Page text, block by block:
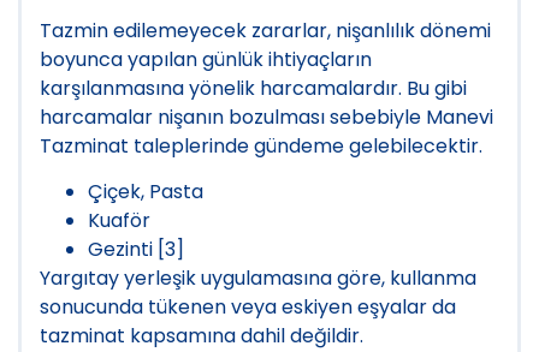
Tazmin edilemeyecek zararlar, nişanlılık dönemi
boyunca yapılan günlük ihtiyaçların
karşılanmasına yönelik harcamalardır. Bu gibi
harcamalar nişanın bozulması sebebiyle Manevi
Tazminat taleplerinde gündeme gelebilecektir.
Çiçek, Pasta
Kuaför
Gezinti [3]
Yargıtay yerleşik uygulamasına göre, kullanma
sonucunda tükenen veya eskiyen eşyalar da
tazminat kapsamına dahil değildir.